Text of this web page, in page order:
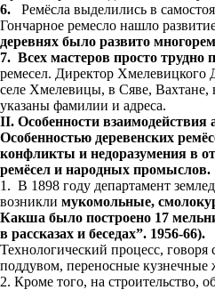
6.
Ремёсла выделились в
Гончарное ремесло нашло
деревнях было развито
7. Всех мастеров просто трудно
ремесел. Директор Хмелевицкого
селе Хмелевицы, в Сяве, Вахтане,
указаны фамилии и адреса.
II. Особенности
Особенностью деревенских
конфликты и недоразумения в
ремёсел и народных промыслов.
1. В 1898 году департамент
возникли мукомольные,
Какша было построено 17
в рассказах и беседах”. 1956-66).
Технологический процесс,
поддувом, переносные
2. Кроме того, на строительство,